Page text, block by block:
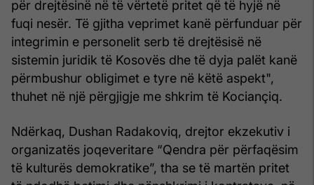
për drejtësinë në të vërtetë pritet që të hyjë në
fuqi nesër. Të gjitha veprimet kanë përfunduar për
integrimin e personelit serb të drejtësisë në
sistemin juridik të Kosovës dhe të dyja palët kanë
përmbushur obligimet e tyre në këtë aspekt",
thuhet në një përgjigje me shkrim të Kociançiq.
Ndërkaq, Dushan Radakoviq, drejtor ekzekutiv i
organizatës joqeveritare “Qendra për përfaqësim
të kulturës demokratike”, tha se të martën pritet